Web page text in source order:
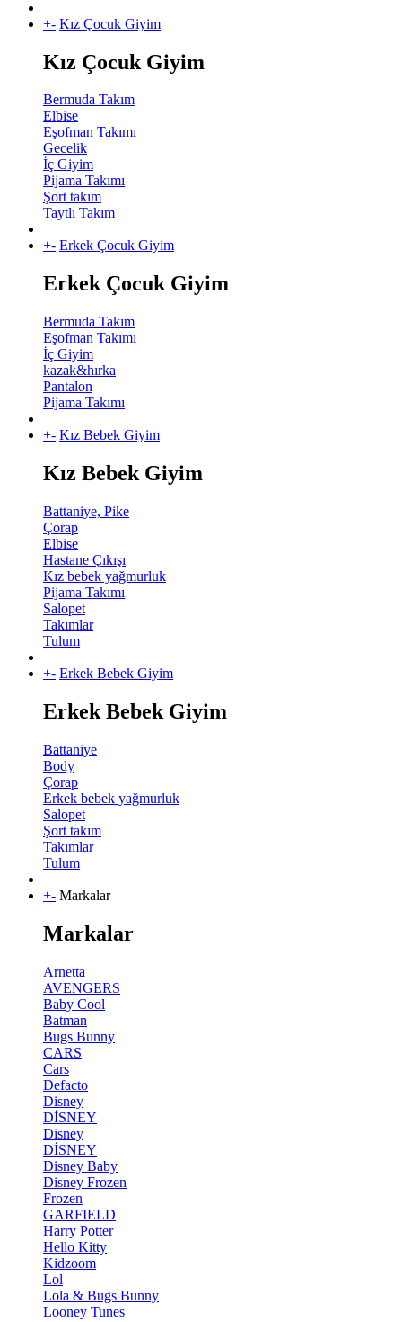
+- Kız Çocuk Giyim
Kız Çocuk Giyim
Bermuda Takım
Elbise
Eşofman Takımı
Gecelik
İç Giyim
Pijama Takımı
Şort takım
Taytlı Takım
+- Erkek Çocuk Giyim
Erkek Çocuk Giyim
Bermuda Takım
Eşofman Takımı
İç Giyim
kazak&hırka
Pantalon
Pijama Takımı
+- Kız Bebek Giyim
Kız Bebek Giyim
Battaniye, Pike
Çorap
Elbise
Hastane Çıkışı
Kız bebek yağmurluk
Pijama Takımı
Salopet
Takımlar
Tulum
+- Erkek Bebek Giyim
Erkek Bebek Giyim
Battaniye
Body
Çorap
Erkek bebek yağmurluk
Salopet
Şort takım
Takımlar
Tulum
+- Markalar
Markalar
Arnetta
AVENGERS
Baby Cool
Batman
Bugs Bunny
CARS
Cars
Defacto
Disney
DİSNEY
Disney
DİSNEY
Disney Baby
Disney Frozen
Frozen
GARFIELD
Harry Potter
Hello Kitty
Kidzoom
Lol
Lola & Bugs Bunny
Looney Tunes